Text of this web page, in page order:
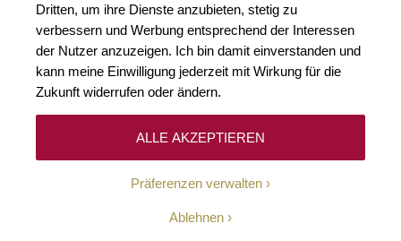
Dritten, um ihre Dienste anzubieten, stetig zu
verbessern und Werbung entsprechend der Interessen
der Nutzer anzuzeigen. Ich bin damit einverstanden und
kann meine Einwilligung jederzeit mit Wirkung für die
Zukunft widerrufen oder ändern.
Präferenzen verwalten
Ablehnen
ALLE AKZEPTIEREN
Krug (1)
Wie kaum ein anderer steht der Name Krug stellvertretend für die
qualitative Spitze der Champagne – die Champagner von Krug sind die
lassen müssen. Höchster Anspruch, viel Handarbeit, beste Trauben,
lange Reifezeiten und sehr geringe Produktionsmengen sorgen für
Hause Krug immer extrem rar, weltweit gesucht und außergewöhnlich